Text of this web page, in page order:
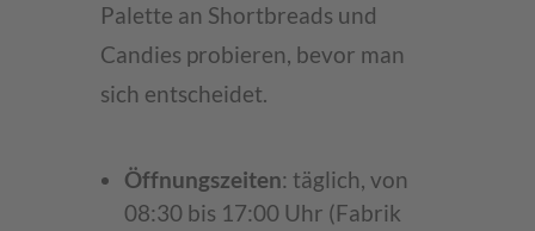
Palette an Shortbreads und
Candies probieren, bevor man
sich entscheidet.
Öffnungszeiten: täglich, von
08:30 bis 17:00 Uhr (Fabrik